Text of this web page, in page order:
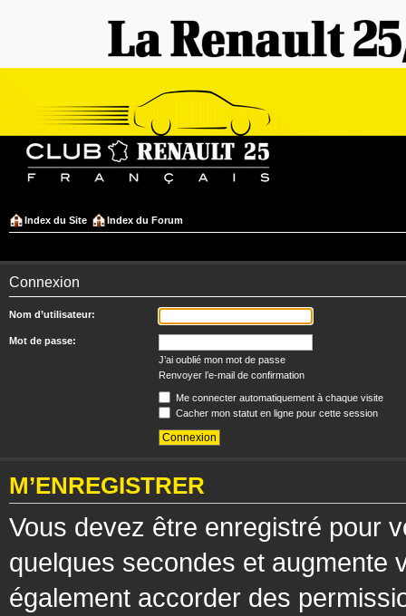
Index du Site Index du Forum
Connexion
Nom d’utilisateur:
Mot de passe:
J’ai oublié mon mot de passe
Renvoyer l’e-mail de confirmation
Me connecter automatiquement à chaque visite
Cacher mon statut en ligne pour cette session
M’ENREGISTRER
Vous devez être enregistré pour
quelques secondes et augmente
également accorder des